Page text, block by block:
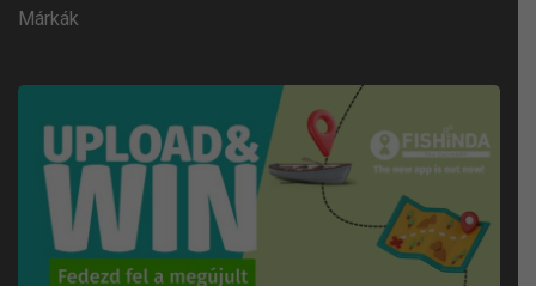
Márkák